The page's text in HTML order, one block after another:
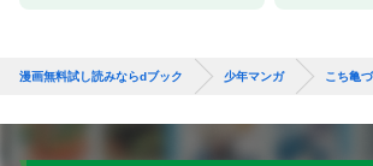
漫画無料試し読みならdブック 少年マンガ こち亀